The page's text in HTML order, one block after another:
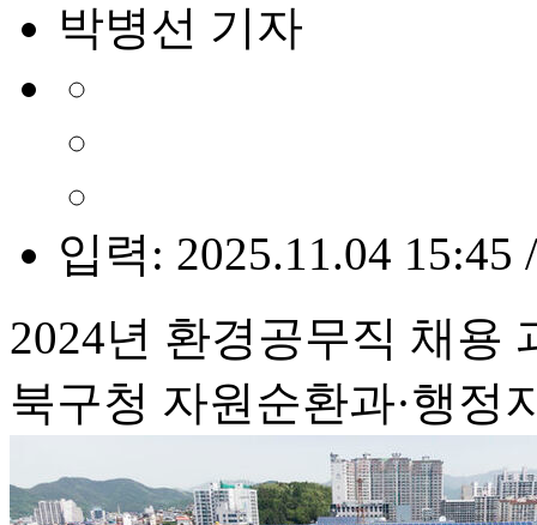
박병선 기자
입력: 2025.11.04 15:45
2024년 환경공무직 채용
북구청 자원순환과·행정